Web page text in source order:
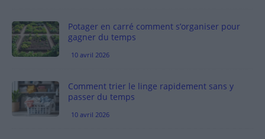
Potager en carré comment s’organiser pour
gagner du temps
10 avril 2026
Comment trier le linge rapidement sans y
passer du temps
10 avril 2026